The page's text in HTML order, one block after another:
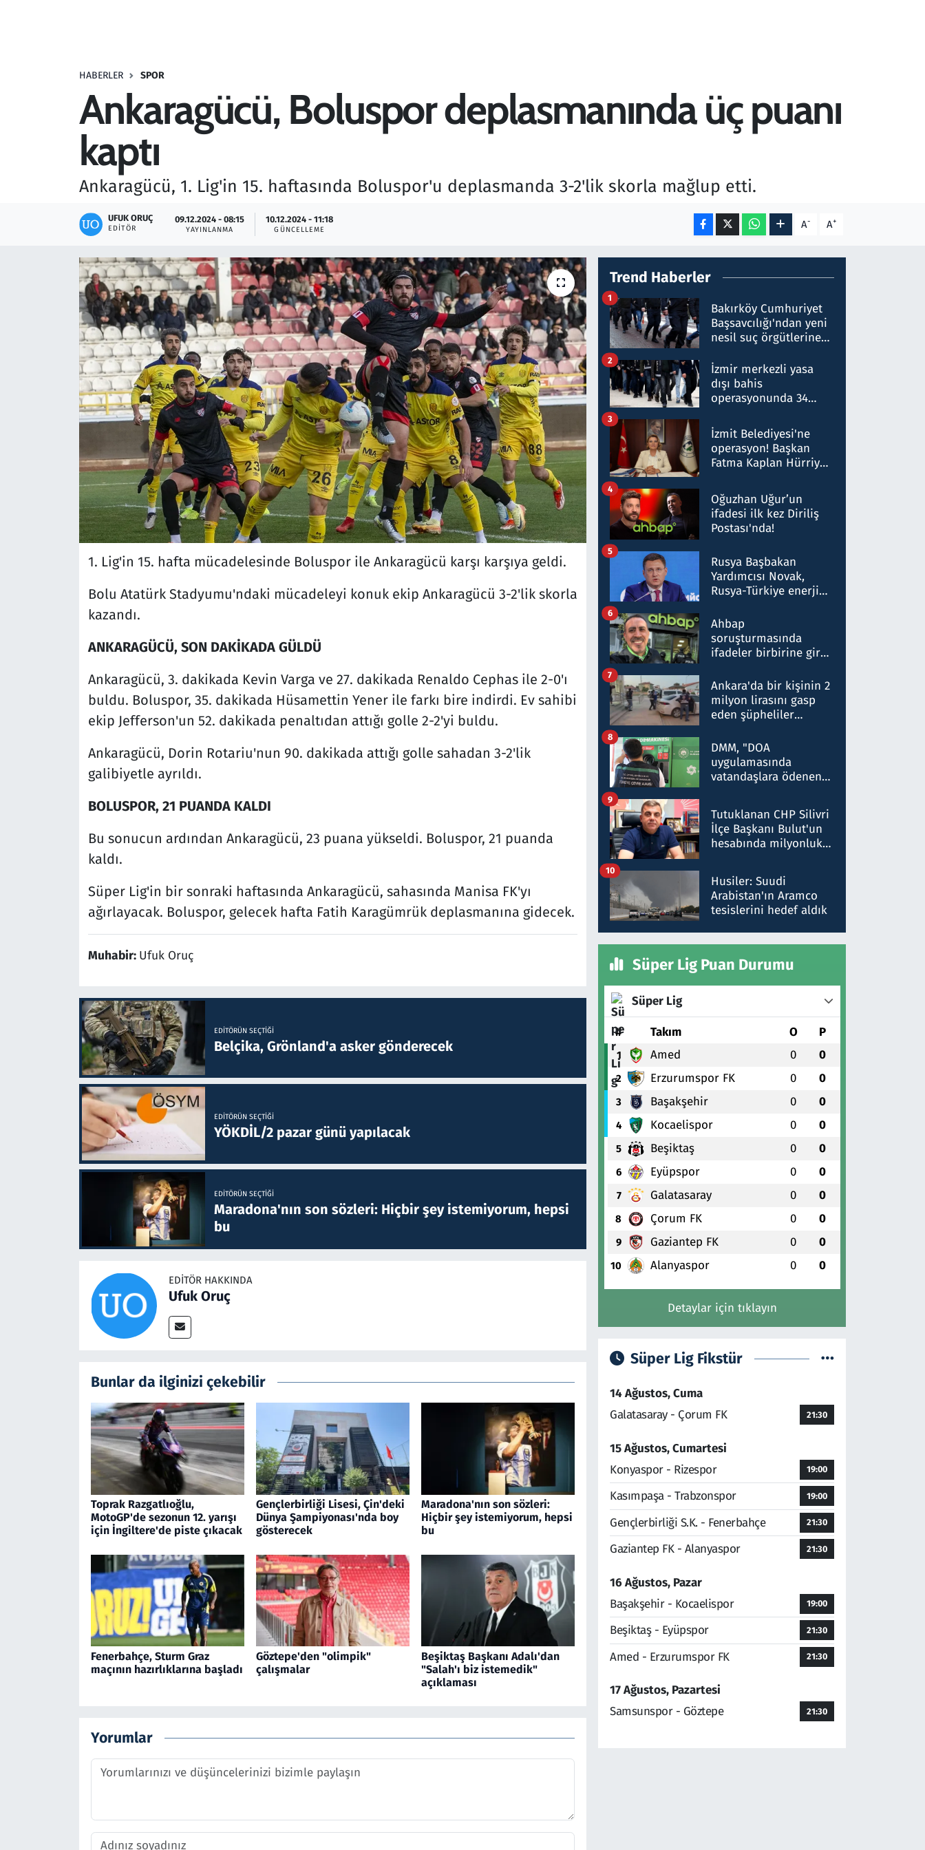
HABERLER SPOR
Ankaragücü, Boluspor deplasmanında üç puanı
kaptı
Ankaragücü, 1. Lig'in 15. haftasında Boluspor'u deplasmanda 3-2'lik skorla mağlup etti.
UFUK ORUÇ
EDITÖR
09.12.2024 - 08:15
YAYINLANMA
10.12.2024 - 11:18
GÜNCELLEME A- A+
1. Lig'in 15. hafta mücadelesinde Boluspor ile Ankaragücü karşı karşıya geldi.
Bolu Atatürk Stadyumu'ndaki mücadeleyi konuk ekip Ankaragücü 3-2'lik skorla
kazandı.
ANKARAGÜCÜ, SON DAKİKADA GÜLDÜ
Ankaragücü, 3. dakikada Kevin Varga ve 27. dakikada Renaldo Cephas ile 2-0'ı
buldu. Boluspor, 35. dakikada Hüsamettin Yener ile farkı bire indirdi. Ev sahibi
ekip Jefferson'un 52. dakikada penaltıdan attığı golle 2-2'yi buldu.
Ankaragücü, Dorin Rotariu'nun 90. dakikada attığı golle sahadan 3-2'lik
galibiyetle ayrıldı.
BOLUSPOR, 21 PUANDA KALDI
Bu sonucun ardından Ankaragücü, 23 puana yükseldi. Boluspor, 21 puanda
kaldı.
Süper Lig'in bir sonraki haftasında Ankaragücü, sahasında Manisa FK'yı
ağırlayacak. Boluspor, gelecek hafta Fatih Karagümrük deplasmanına gidecek.
Muhabir: Ufuk Oruç
EDITÖRÜN SEÇTIĞI
Belçika, Grönland'a asker gönderecek
EDITÖRÜN SEÇTIĞI
YÖKDİL/2 pazar günü yapılacak
EDITÖRÜN SEÇTIĞI
Maradona'nın son sözleri: Hiçbir şey istemiyorum, hepsi
bu
EDITÖR HAKKINDA
Ufuk Oruç
Bunlar da ilginizi çekebilir
Toprak Razgatlıoğlu,
MotoGP'de sezonun 12. yarışı
için İngiltere'de piste çıkacak
Gençlerbirliği Lisesi, Çin'deki
Dünya Şampiyonası'nda boy
gösterecek
Maradona'nın son sözleri:
Hiçbir şey istemiyorum, hepsi
bu
Fenerbahçe, Sturm Graz
maçının hazırlıklarına başladı
Göztepe'den "olimpik"
çalışmalar
Beşiktaş Başkanı Adalı'dan
"Salah'ı biz istemedik"
açıklaması
Yorumlar
Trend Haberler
Bakırköy Cumhuriyet
Başsavcılığı'ndan yeni
nesil suç örgütlerine
hakkında gözaltı kararı
1
İzmir merkezli yasa
dışı bahis
operasyonunda 34
Milyar liralık para
trafiği tespit edildi
2
İzmit Belediyesi'ne
operasyon! Başkan
Fatma Kaplan Hürriyet
3
Oğuzhan Uğur’un
ifadesi ilk kez Diriliş
Postası'nda!
4
Rusya Başbakan
Yardımcısı Novak,
Rusya-Türkiye enerji
nitelikte olduğunu
belirtti
5
Ahbap
soruşturmasında
ifadeler birbirine girdi:
ifadelerinden ortaya
çıkan tablo şok etti
6
Ankara'da bir kişinin 2
milyon lirasını gasp
eden şüpheliler
7
DMM, "DOA
uygulamasında
vatandaşlara ödenen
düşürüldüğü" iddiasını
yalanladı
8
Tutuklanan CHP Silivri
İlçe Başkanı Bulut'un
hesabında milyonluk
talimat verdi, ben
gönderdim
9
Husiler: Suudi
Arabistan'ın Aramco
tesislerini hedef aldık
10
Süper Lig Puan Durumu
Süper Lig
# Takım O P
1 Amed 0 0
2 Erzurumspor FK 0 0
3 Başakşehir 0 0
4 Kocaelispor 0 0
5 Beşiktaş 0 0
6 Eyüpspor 0 0
7 Galatasaray 0 0
8 Çorum FK 0 0
9 Gaziantep FK 0 0
10 Alanyaspor 0 0
Detaylar için tıklayın
Süper Lig Fikstür
14 Ağustos, Cuma
Galatasaray - Çorum FK
21:30
15 Ağustos, Cumartesi
Konyaspor - Rizespor
19:00
Kasımpaşa - Trabzonspor 19:00
Gençlerbirliği S.K. - Fenerbahçe 21:30
Gaziantep FK - Alanyaspor 21:30
16 Ağustos, Pazar
Başakşehir - Kocaelispor
19:00
Beşiktaş - Eyüpspor 21:30
Amed - Erzurumspor FK 21:30
17 Ağustos, Pazartesi
Samsunspor - Göztepe
21:30
Savunma Sanayi
Televizyon